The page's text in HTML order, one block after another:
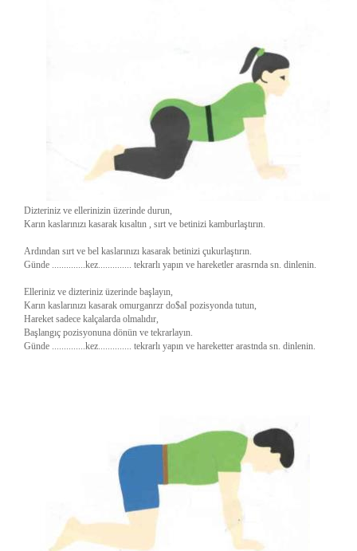
Dizteriniz ve ellerinizin üzerinde durun,
Karın kaslarınızı kasarak kısaltın , sırt ve betinizi kamburlaştırın.
Ardından sırt ve bel kaslarınızı kasarak betinizi çukurlaştırın.
Günde ..............kez.............. tekrarlı yapın ve hareketler arasrnda sn. dinlenin.
Elleriniz ve dizteriniz üzerinde başlayın,
Karın kaslarınızı kasarak omurganrzr do$aI pozisyonda tutun,
Hareket sadece kalçalarda olmalıdır,
Başlangıç pozisyonuna dönün ve tekrarlayın.
Günde ..............kez.............. tekrarlı yapın ve hareketter arastnda sn. dinlenin.